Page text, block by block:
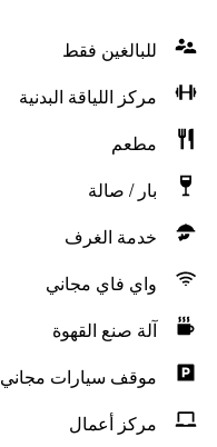
للبالغين فقط
مركز اللياقة البدنية
مطعم
بار / صالة
خدمة الغرف
واي فاي مجاني
آلة صنع القهوة
موقف سيارات مجاني
مركز أعمال